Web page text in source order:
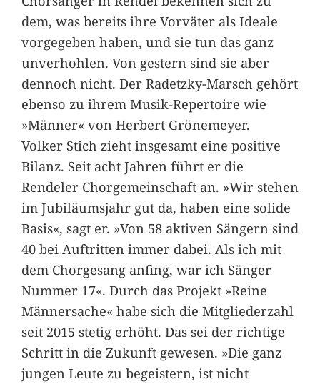
dem, was bereits ihre Vorväter als Ideale
vorgegeben haben, und sie tun das ganz
unverhohlen. Von gestern sind sie aber
dennoch nicht. Der Radetzky-Marsch gehört
ebenso zu ihrem Musik-Repertoire wie
»Männer« von Herbert Grönemeyer.
Volker Stich zieht insgesamt eine positive
Bilanz. Seit acht Jahren führt er die
Rendeler Chorgemeinschaft an. »Wir stehen
im Jubiläumsjahr gut da, haben eine solide
Basis«, sagt er. »Von 58 aktiven Sängern sind
40 bei Auftritten immer dabei. Als ich mit
dem Chorgesang anfing, war ich Sänger
Nummer 17«. Durch das Projekt »Reine
Männersache« habe sich die Mitgliederzahl
seit 2015 stetig erhöht. Das sei der richtige
Schritt in die Zukunft gewesen. »Die ganz
jungen Leute zu begeistern, ist nicht